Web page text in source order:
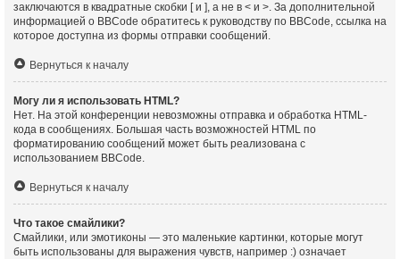
заключаются в квадратные скобки [ и ], а не в < и >. За дополнительной
информацией о BBCode обратитесь к руководству по BBCode, ссылка на
которое доступна из формы отправки сообщений.
Вернуться к началу
Могу ли я использовать HTML?
Нет. На этой конференции невозможны отправка и обработка HTML-
кода в сообщениях. Большая часть возможностей HTML по
форматированию сообщений может быть реализована с
использованием BBCode.
Вернуться к началу
Что такое смайлики?
Смайлики, или эмотиконы — это маленькие картинки, которые могут
быть использованы для выражения чувств, например :) означает